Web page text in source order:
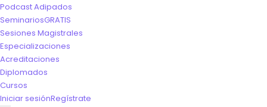
Podcast Adipados
SeminariosGRATIS
Sesiones Magistrales
Especializaciones
Acreditaciones
Diplomados
Cursos
Iniciar sesiónRegístrate